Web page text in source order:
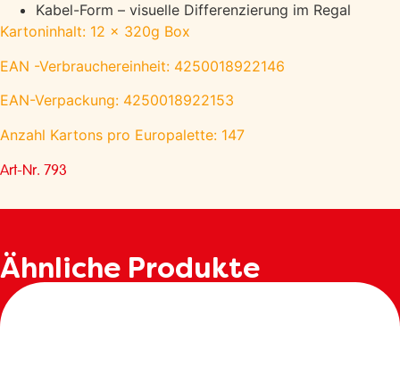
Kabel-Form – visuelle Differenzierung im Regal
Kartoninhalt: 12 x 320g Box
EAN -Verbrauchereinheit: 4250018922146
EAN-Verpackung: 4250018922153
Anzahl Kartons pro Europalette: 147
Art-Nr. 793
Ähnliche Produkte